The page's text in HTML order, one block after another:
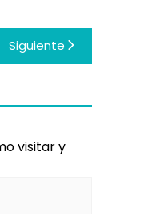
Siguiente